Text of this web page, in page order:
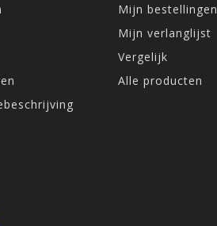
Mijn bestellingen
Mijn verlanglijst
Vergelijk
Alle producten